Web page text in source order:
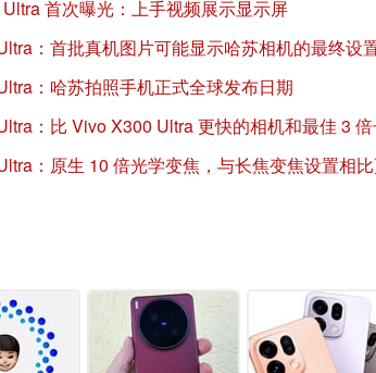
首次曝光：上手视频展示显示屏
：首批真机图片可能显示哈苏相机的最终设
：哈苏拍照手机正式全球发布日期
：比 Vivo X300 Ultra 更快的相机和最佳 3
：原生 10 倍光学变焦，与长焦变焦设置相